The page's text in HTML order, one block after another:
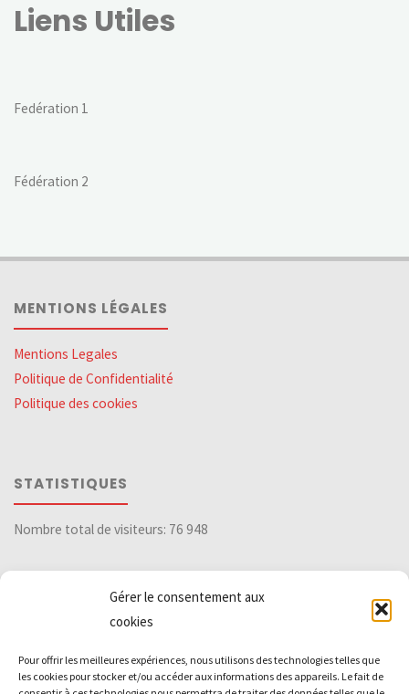
Gérer le consentement aux
cookies
Pour offrir les meilleures expériences, nous utilisons des technologies telles que
les cookies pour stocker et/ou accéder aux informations des appareils. Le fait de
Liens Utiles
Fedération 1
Fédération 2
MENTIONS LÉGALES
Mentions Legales
Politique de Confidentialité
Politique des cookies
STATISTIQUES
Nombre total de visiteurs: 76 948
Archives